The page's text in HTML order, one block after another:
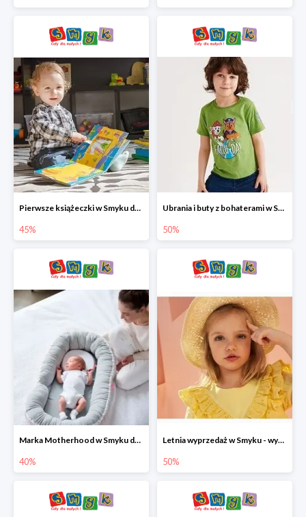
Pierwsze książeczki w Smyku do -45%
45%
Ubrania i buty z bohaterami w Smyku do -50%
50%
Marka Motherhood w Smyku do -40%
40%
Letnia wyprzedaż w Smyku - wybrane ubrania i buty do -50%
50%